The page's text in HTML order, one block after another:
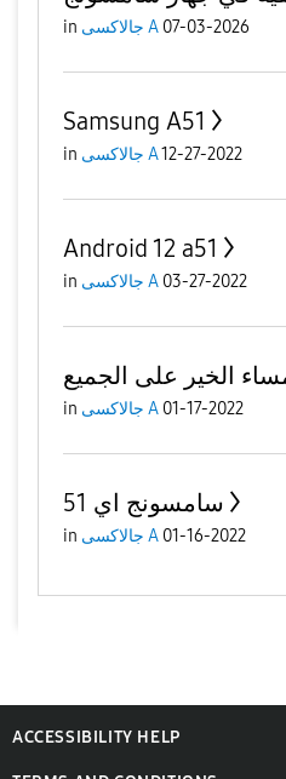
in جالاكسى A 07-03-2026
Samsung A51
in جالاكسى A12-27-2022
Android 12 a51
in جالاكسى A 03-27-2022
الخير على الجميع
in جالاكسى A 01-17-2022
سامسونج اي 51
in جالاكسى A 01-16-2022
ACCESSIBILITY HELP